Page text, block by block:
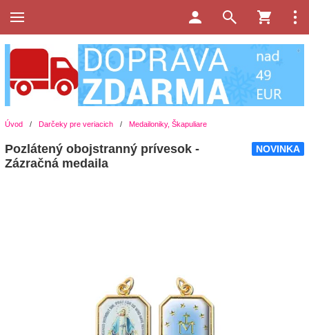
Úvod / Darčeky pre veriacich / Medailoniky, Škapuliare
NOVINKA
Pozlátený obojstranný prívesok -
Zázračná medaila